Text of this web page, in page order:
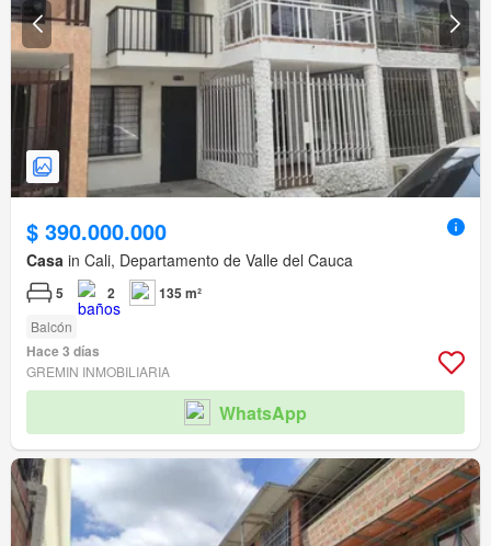
$ 390.000.000
Casa in Cali, Departamento de Valle del Cauca
5 2 135 m²
Balcón
Hace 3 días
GREMIN INMOBILIARIA
WhatsApp